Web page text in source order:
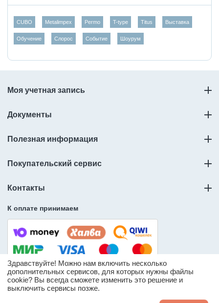
CUBO Metalimpex Permo T-type Titus Выставка
Обучение Слорос Событие Шоурум
Моя учетная запись
Документы
Полезная информация
Покупательский сервис
Контакты
К оплате принимаем
© ООО «Слорос» – продажа мебельной фурнитуры.
* Информация о количестве товара носит справочный
Здравствуйте! Можно нам включить несколько
дополнительных сервисов, для которых нужны файлы
cookie? Вы всегда сможете изменить это решение и
выключить сервисы позже.